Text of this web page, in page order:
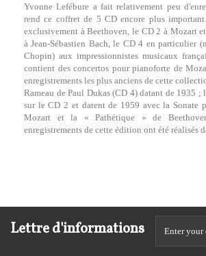
Yvonne Lefébure a fait relativement peu
rend ce coffret de 5 CD encore plus
exclusivement à Beethoven, le CD 2 à Mozart
à Jean-Sébastien Bach, le CD 4 en particulier
Chopin) aux impressionnistes musicaux
contient des concertos pour pianoforte de
enregistrements les plus anciens de cette
Rameau de Paul Dukas (CD 4) datant de 1935 ;
sur le CD 2 et datent de 1959 avec la Sonate
Mozart et la « Pathétique » de
enregistrements de cette édition ont été réalisés
Lettre d'informations